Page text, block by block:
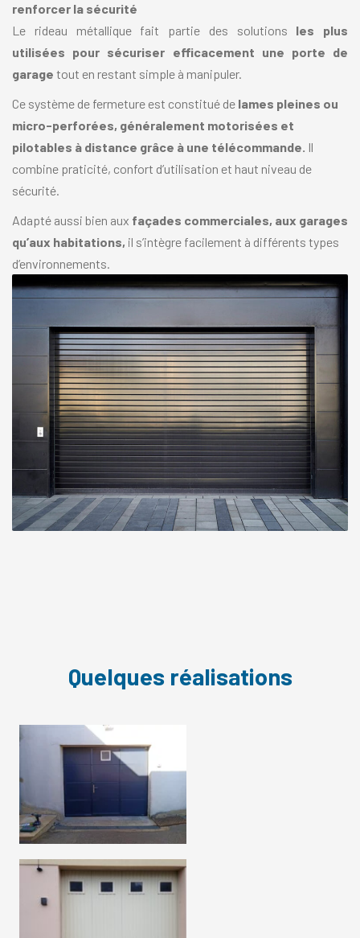
renforcer la sécurité
Le rideau métallique fait partie des solutions les plus
utilisées pour sécuriser efficacement une porte de
garage tout en restant simple à manipuler.
Ce système de fermeture est constitué de lames pleines ou
micro-perforées, généralement motorisées et
pilotables à distance grâce à une télécommande. Il
combine praticité, confort d’utilisation et haut niveau de
sécurité.
Adapté aussi bien aux façades commerciales, aux garages
qu’aux habitations, il s’intègre facilement à différents types
d’environnements.
Quelques réalisations